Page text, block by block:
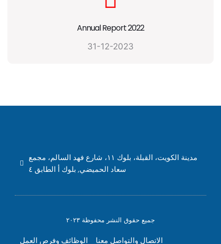
Annual Report 2022
31-12-2023
مدينة الكويت، القبلة، بلوك ١١، شارع فهد السالم، مجمع
سعاد الحميضي, بلوك أ الطابق ٤
جميع حقوق النشر محفوظة ٢٠٢٣
الوظائف وفرص العمل الاتصال والتواصل معنا